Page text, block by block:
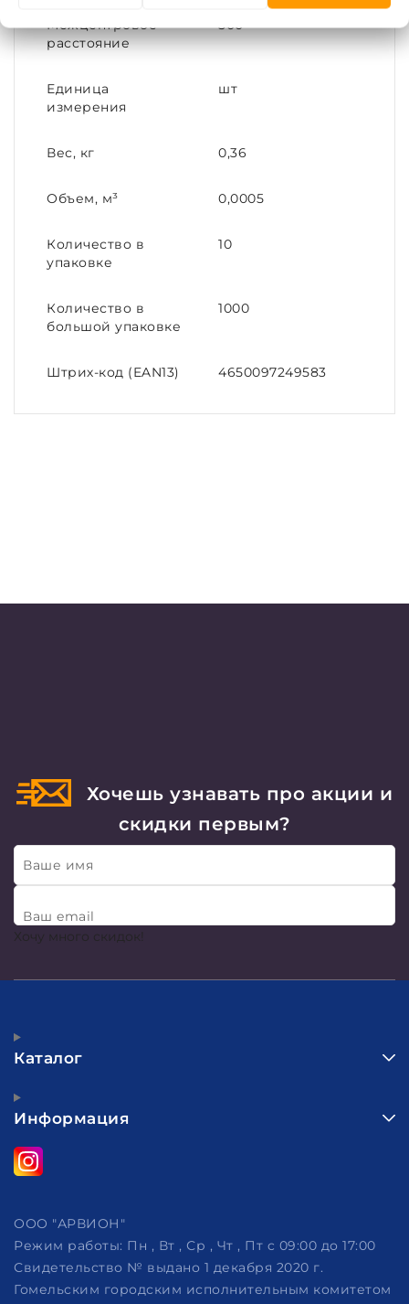
Межцентровое
расстояние
500
Единица
измерения
шт
Вес, кг 0,36
Объем, м³ 0,0005
Количество в
упаковке
10
Количество в
большой упаковке
1000
Штрих-код (EAN13) 4650097249583
Хочешь узнавать про акции и
скидки первым?
Ваше имя
Ваш email
Хочу много скидок!
Каталог
Информация
ООО "АРВИОН"
Режим работы: Пн , Вт , Ср , Чт , Пт c 09:00 до 17:00
Свидетельство № выдано 1 декабря 2020 г.
Гомельским городским исполнительным комитетом